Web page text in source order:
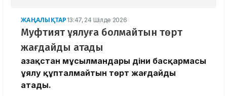
ЖАҢАЛЫҚТАР 13:47, 24 Шілде 2026
Муфтият ұялуға болмайтын төрт
жағдайды атады
Қазақстан мұсылмандары діни басқармасы
ұялу құпталмайтын төрт жағдайды
атады.